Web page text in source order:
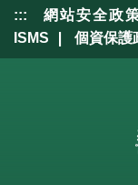
::: 網站安全政
ISMS
| 個資保護